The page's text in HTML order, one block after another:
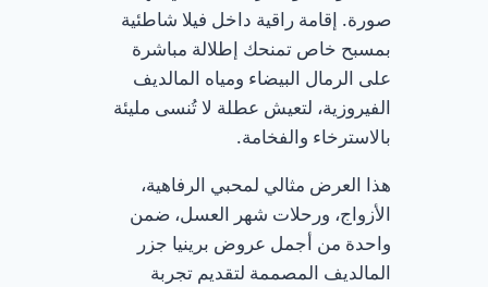
صورة. إقامة راقية داخل فيلا شاطئية
بمسبح خاص تمنحك إطلالة مباشرة
على الرمال البيضاء ومياه المالديف
الفيروزية، لتعيش عطلة لا تُنسى مليئة
بالاسترخاء والفخامة.
هذا العرض مثالي لمحبي الرفاهية،
الأزواج، ورحلات شهر العسل، ضمن
واحدة من أجمل عروض برينيا جزر
المالديف المصممة لتقديم تجربة